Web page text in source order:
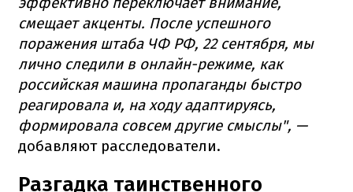
смещает акценты. После успешного
поражения штаба ЧФ РФ, 22 сентября, мы
лично следили в онлайн-режиме, как
российская машина пропаганды быстро
реагировала и, на ходу адаптируясь,
формировала совсем другие смыслы", —
добавляют расследователи.
Разгадка таинственного